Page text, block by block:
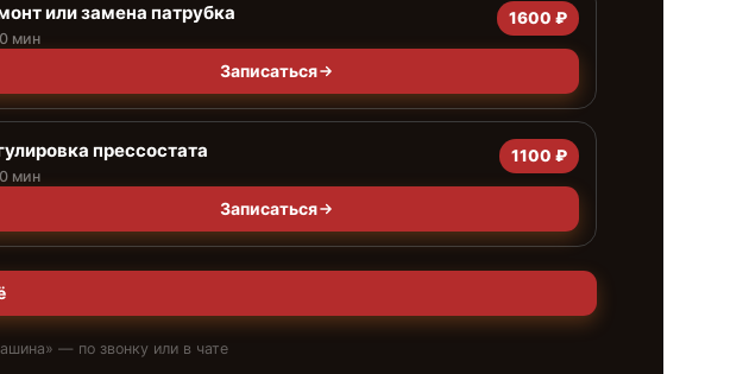
или замена патрубка
мин
1600 ₽
Записаться
прессостата
мин
1100 ₽
Записаться
» — по звонку или в чате